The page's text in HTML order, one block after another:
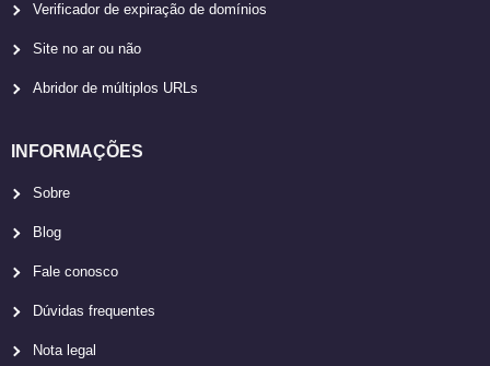
Verificador de expiração de domínios
Site no ar ou não
Abridor de múltiplos URLs
INFORMAÇÕES
Sobre
Blog
Fale conosco
Dúvidas frequentes
Nota legal